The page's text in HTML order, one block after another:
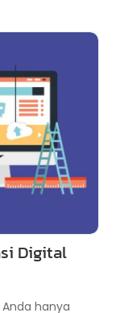
Digital
hanya